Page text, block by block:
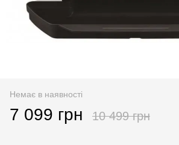
Немає в наявності
7 099 грн 10 499 грн